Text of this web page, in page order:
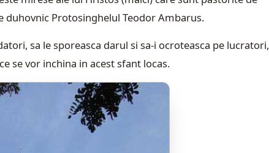
duhovnic Protosinghelul Teodor Ambarus.
sa le sporeasca darul si sa-i ocroteasca pe lucratori,
se vor inchina in acest sfant locas.